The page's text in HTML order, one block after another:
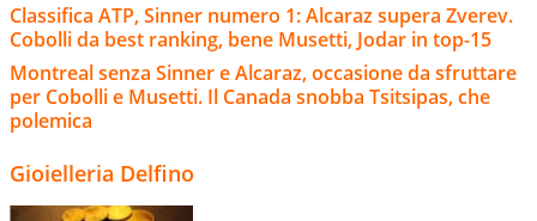
Classifica ATP, Sinner numero 1: Alcaraz supera Zverev.
Cobolli da best ranking, bene Musetti, Jodar in top-15
Montreal senza Sinner e Alcaraz, occasione da sfruttare
per Cobolli e Musetti. Il Canada snobba Tsitsipas, che
polemica
Gioielleria Delfino